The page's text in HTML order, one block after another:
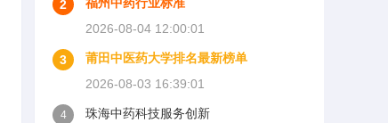
2
2026-08-04 12:00:01
3
莆田中医药大学排名最新榜单
2026-08-03 16:39:01
4
珠海中药科技服务创新